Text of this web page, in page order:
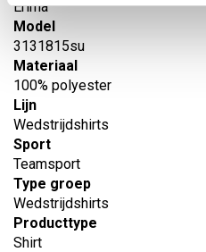
Erima
Model
3131815su
Materiaal
100% polyester
Lijn
Wedstrijdshirts
Sport
Teamsport
Type groep
Wedstrijdshirts
Producttype
Shirt